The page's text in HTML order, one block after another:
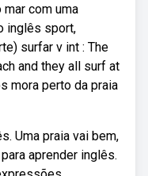
com uma
inglês sport,
surfar v int : The
and they all surf at
mora perto da praia
Uma praia vai bem,
aprender inglês.